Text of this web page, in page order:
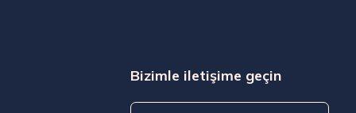
Bizimle iletişime geçin